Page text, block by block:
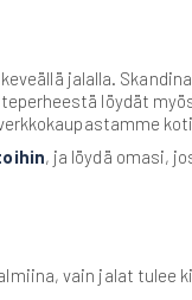
jalalla.
löydät
, ja löydä omasi,
vain jalat tulee